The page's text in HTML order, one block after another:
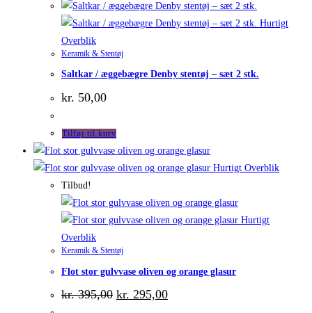
Hurtigt
Overblik
Keramik & Stentøj
Saltkar / æggebægre Denby stentøj – sæt 2 stk.
kr. 50,00
Tilføj til kurv
Hurtigt Overblik
Tilbud!
Hurtigt
Overblik
Keramik & Stentøj
Flot stor gulvvase oliven og orange glasur
kr.395,00 Den
oprindelige
kr. 295,00Den